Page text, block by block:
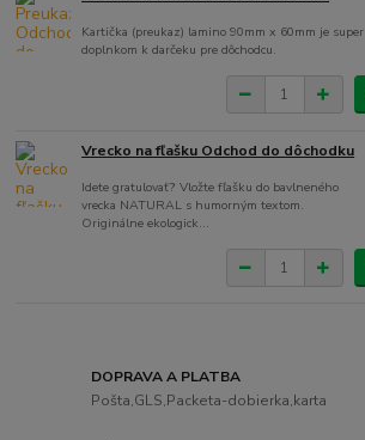
Kartička (preukaz) lamino 90mm x 60mm je super
doplnkom k darčeku pre dôchodcu.
Vrecko na fľašku Odchod do dôchodku
Idete gratulovať? Vložte fľašku do bavlneného
vrecka NATURAL s humorným textom.
Originálne ekologick...
DOPRAVA A PLATBA
Pošta,GLS,Packeta-dobierka,karta